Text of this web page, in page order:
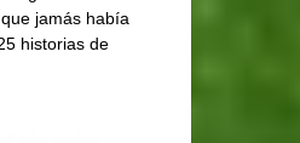
jamás había
historias de